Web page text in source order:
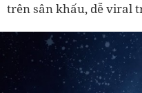
trên sân khấu, dễ viral